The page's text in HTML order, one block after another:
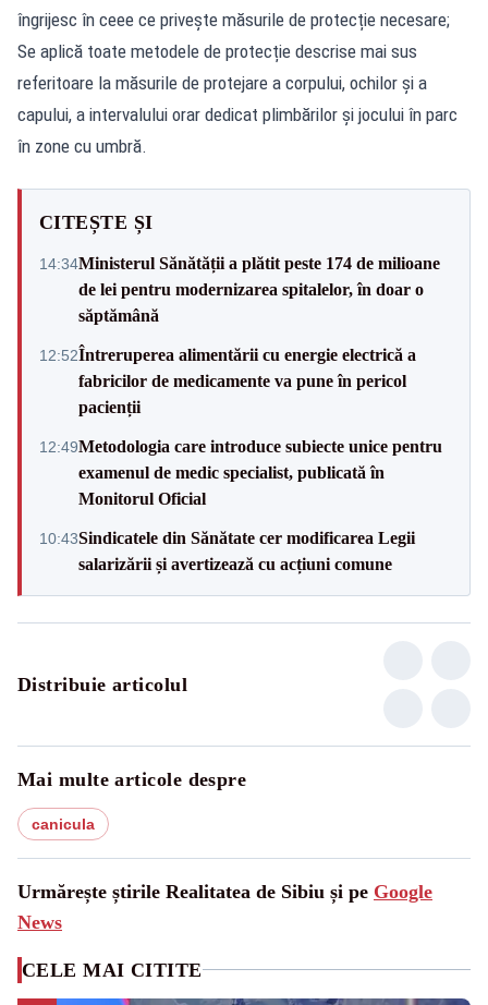
îngrijesc în ceee ce privește măsurile de protecție necesare;
Se aplică toate metodele de protecție descrise mai sus
referitoare la măsurile de protejare a corpului, ochilor şi a
capului, a intervalului orar dedicat plimbărilor şi jocului în parc
în zone cu umbră.
CITEȘTE ȘI
14:34Ministerul Sănătății a plătit peste 174 de milioane
de lei pentru modernizarea spitalelor, în doar o
săptămână
12:52Întreruperea alimentării cu energie electrică a
fabricilor de medicamente va pune în pericol
pacienții
12:49Metodologia care introduce subiecte unice pentru
examenul de medic specialist, publicată în
Monitorul Oficial
10:43Sindicatele din Sănătate cer modificarea Legii
salarizării și avertizează cu acțiuni comune
Distribuie articolul
Mai multe articole despre
canicula
Urmărește știrile Realitatea de Sibiu și pe Google
News
CELE MAI CITITE